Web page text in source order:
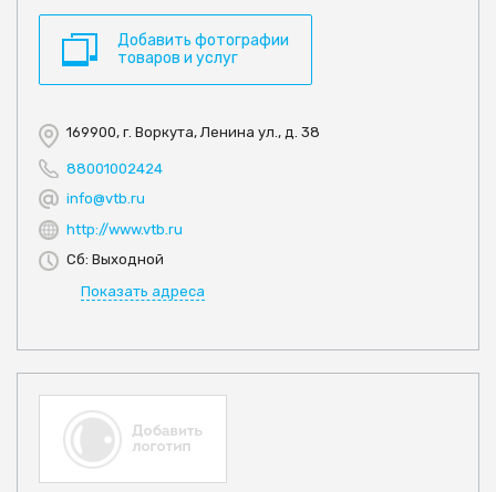
Добавить фотографии
товаров и услуг
169900, г. Воркута, Ленина ул., д. 38
88001002424
info@vtb.ru
http://www.vtb.ru
Сб: Выходной
Показать адреса